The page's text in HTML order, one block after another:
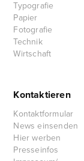
Typografie
Papier
Fotografie
Technik
Wirtschaft
Kontaktieren
Kontaktformular
News einsenden
Hier werben
Presseinfos